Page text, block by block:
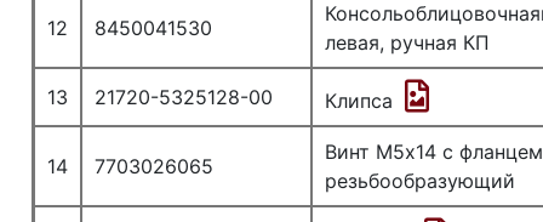
12 8450041530
левая, ручная КП
13 21720-5325128-00 Клипса
14 7703026065
Винт М5х14 с фланцем
резьбообразующий